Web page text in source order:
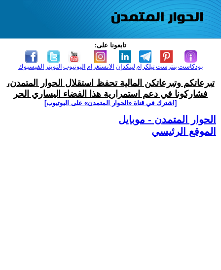
تابعونا على:
الفيسبوك التويتر اليوتيوب الانستغرام لينكدإن تيلكرامبنترست بودكاست
تبرعاتكم وتبرعاتكن المالية تحفظ استقلال الحوار المتمدن،
فشاركونا في دعم استمرارية هذا الفضاء اليساري الحر
[اشترك في قناة ‫«الحوار المتمدن» على اليوتيوب]
الحوار المتمدن - موبايل
الموقع الرئيسي